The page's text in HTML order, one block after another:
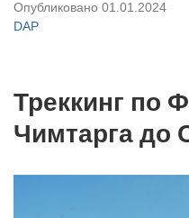
Опубликовано 01.01.2024
DAP
Треккинг по
Чимтарга до